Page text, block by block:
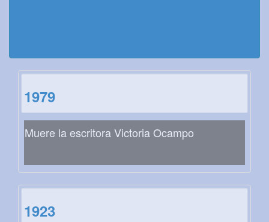
1979
Muere la escritora Victoria Ocampo
1923